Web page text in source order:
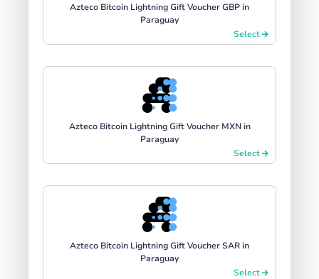
Azteco Bitcoin Lightning Gift Voucher GBP in
Paraguay
Select
Azteco Bitcoin Lightning Gift Voucher MXN in
Paraguay
Select
Azteco Bitcoin Lightning Gift Voucher SAR in
Paraguay
Select